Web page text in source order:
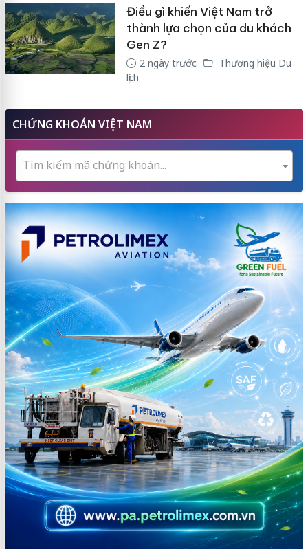
Điều gì khiến Việt Nam trở
thành lựa chọn của du khách
Gen Z?
2 ngày trước
Thương hiệu Du
lịch
CHỨNG KHOÁN VIỆT NAM
Tìm kiếm mã chứng khoán...